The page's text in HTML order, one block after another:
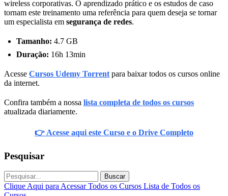
wireless corporativas. O aprendizado prático e os estudos de caso
tornam este treinamento uma referência para quem deseja se tornar
um especialista em segurança de redes.
Tamanho: 4.7 GB
Duração: 16h 13min
Acesse Cursos Udemy Torrent para baixar todos os cursos online
da internet.
Confira também a nossa lista completa de todos os cursos
atualizada diariamente.
👉 Acesse aqui este Curso e o Drive Completo
Pesquisar
Buscar
Clique Aqui para Acessar Todos os Cursos Lista de Todos os